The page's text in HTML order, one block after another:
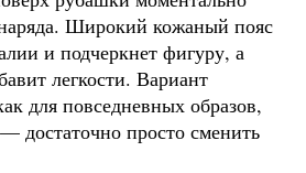
Широкий кожаный пояс
и подчеркнет фигуру, а
легкости. Вариант
для повседневных образов,
достаточно просто сменить